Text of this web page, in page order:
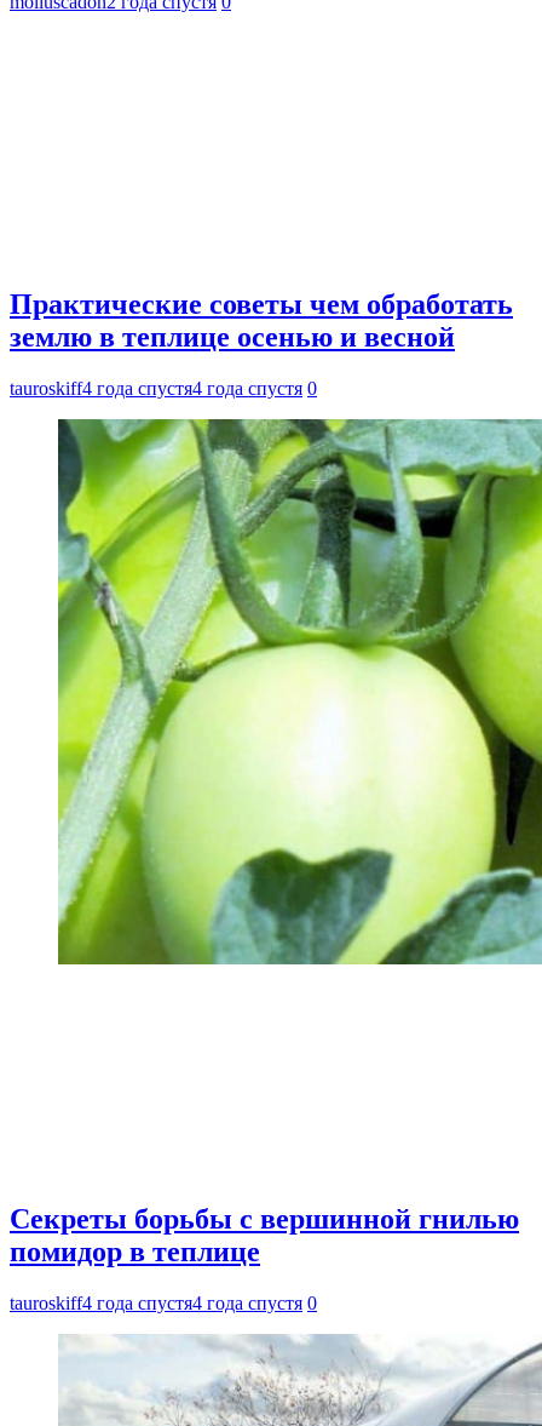
Практические советы чем обработать
землю в теплице осенью и весной
tauroskiff4 года спустя4 года спустя 0
Секреты борьбы с вершинной гнилью
помидор в теплице
tauroskiff4 года спустя4 года спустя 0